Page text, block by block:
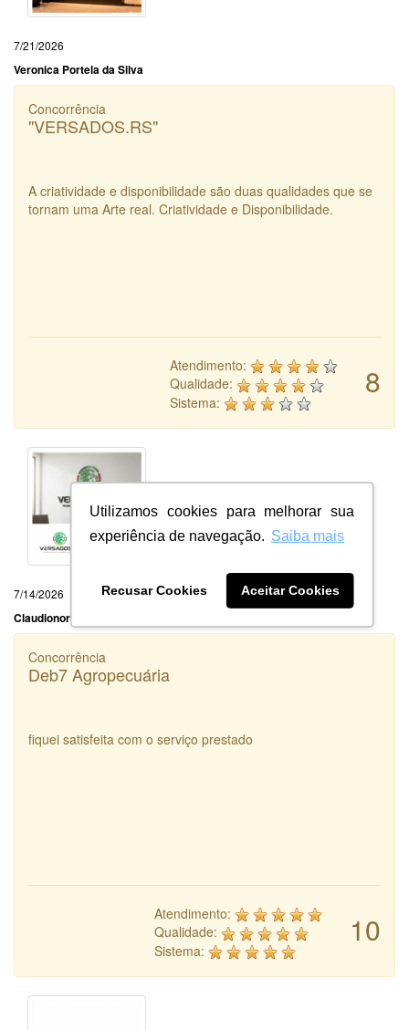
Utilizamos cookies para melhorar sua
experiência de navegação. Saiba mais
Recusar Cookies Aceitar Cookies
7/21/2026
Veronica Portela da Silva
Concorrência
"VERSADOS.RS"
A criatividade e disponibilidade são duas qualidades que se
tornam uma Arte real. Criatividade e Disponibilidade.
8
Atendimento:
Qualidade:
Sistema:
7/14/2026
Claudionor Ventura Oliveira Ltda
Concorrência
Deb7 Agropecuária
fiquei satisfeita com o serviço prestado
10
Atendimento:
Qualidade:
Sistema: